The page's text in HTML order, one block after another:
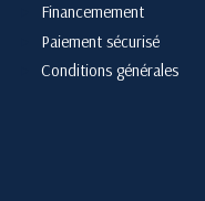
Financemement
Paiement sécurisé
Conditions générales